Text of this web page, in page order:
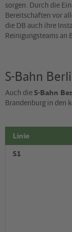
sorgen. Durch die
Bereitschaften vor
die DB auch ihre
Reinigungsteams an
S-Bahn
Auch dieS-Bahn
Brandenburg in den
Linie
S1